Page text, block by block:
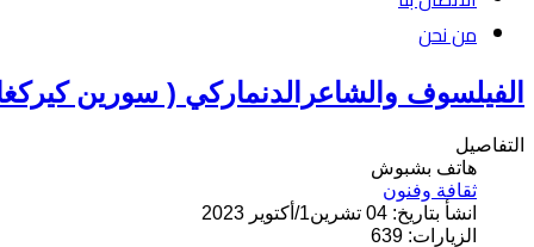
من نحن
الفيلسوف والشاعرالدنماركي ( سورين
التفاصيل
هاتف بشبوش
ثقافة وفنون
انشأ بتاريخ: 04 تشرين1/أكتوير 2023
الزيارات: 639